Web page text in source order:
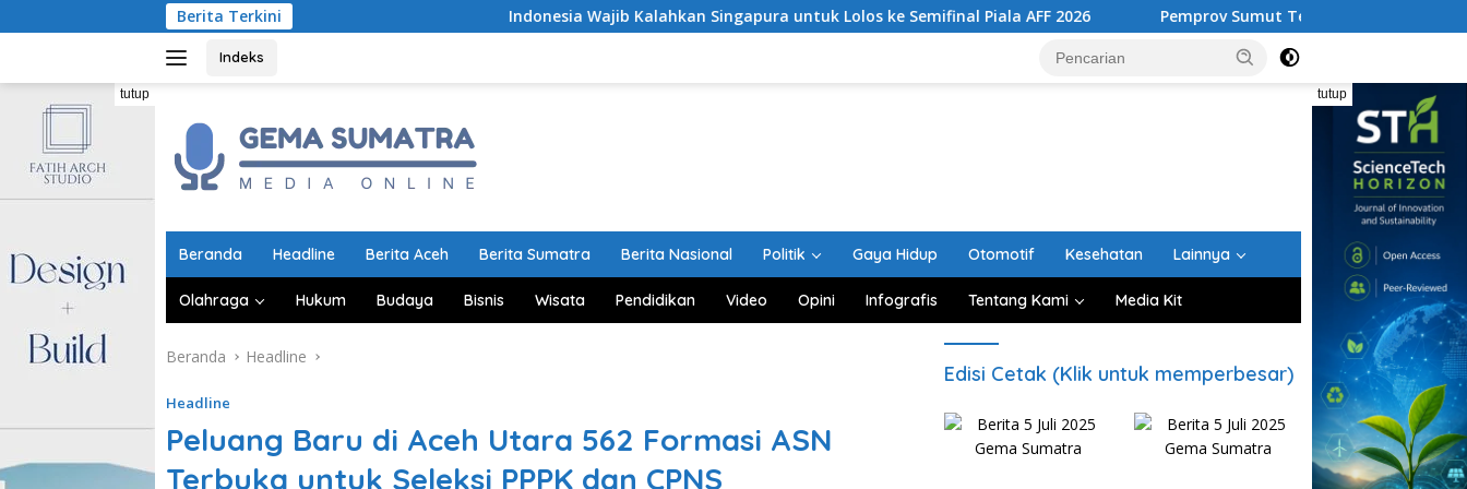
ke
Berita Terkini Indonesia Wajib Kalahkan Singapura untuk Lolos ke Semifinal Piala AFF 2026 Pemprov Sumut Tertibkan Lima Rumah Dinas di
Indeks
tutup tutup
Beranda Headline Berita Aceh Berita Sumatra Berita Nasional Politik Gaya Hidup Otomotif Kesehatan Lainnya
Olahraga Hukum Budaya Bisnis Wisata Pendidikan Video Opini Infografis Tentang Kami Media Kit
Beranda Headline
Headline
Peluang Baru di Aceh Utara 562 Formasi ASN
Terbuka untuk Seleksi PPPK dan CPNS
Edisi Cetak (Klik untuk memperbesar)